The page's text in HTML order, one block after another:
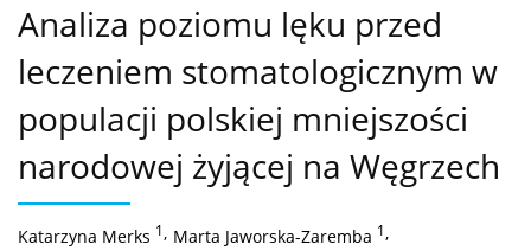
Analiza poziomu lęku przed
leczeniem stomatologicznym w
populacji polskiej mniejszości
narodowej żyjącej na Węgrzech
Katarzyna Merks 1, Marta Jaworska-Zaremba 1,